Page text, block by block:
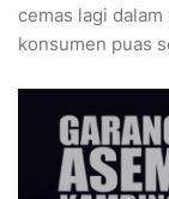
cemas lagi
konsumen puas